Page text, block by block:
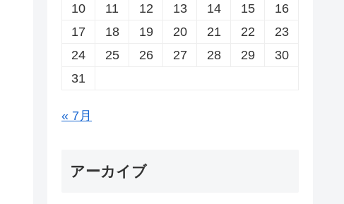
10
11 12 13 14 15
16
17
18 19 20 21 22
23
24
25 26 27 28 29
30
31
« 7月
アーカイブ